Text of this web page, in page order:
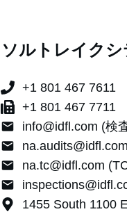
ソルトレイクシ
+1 801 467 7611
+1 801 467 7711
info@idfl.com (検
na.tc@idfl.com
1455 South 1100